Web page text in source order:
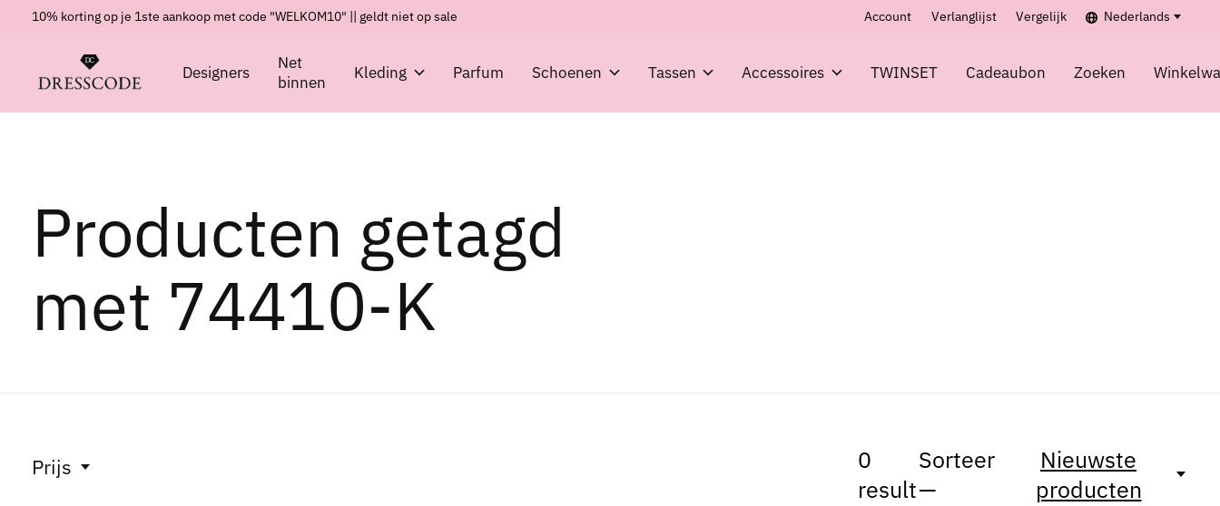
10% korting op je 1ste aankoop met code "WELKOM10" || geldt niet op sale Account Verlanglijst Vergelijk Nederlands
Designers
Net
binnen
Kleding Parfum Schoenen Tassen Accessoires TWINSET Cadeaubon Zoeken
Producten getagd
met 74410-K
Prijs
0
result
Sorteer
—
Nieuwste
producten